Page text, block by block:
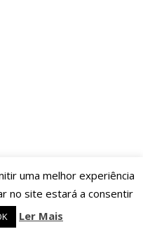
uma melhor experiência
no site estará a consentir
Ler Mais